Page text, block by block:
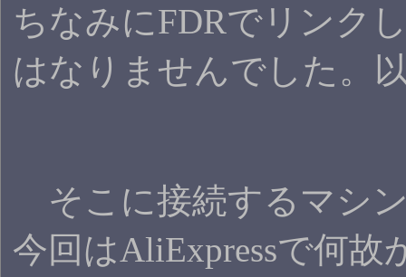
ちなみにFDRでリンク
はなりませんでした。
そこに接続するマシ
今回はAliExpressで何